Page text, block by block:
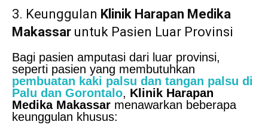
3. Keunggulan Klinik Harapan Medika
Makassar untuk Pasien Luar Provinsi
Bagi pasien amputasi dari luar provinsi,
seperti pasien yang membutuhkan
pembuatan kaki palsu dan tangan palsu di
Palu dan Gorontalo, Klinik Harapan
Medika Makassar menawarkan beberapa
keunggulan khusus: